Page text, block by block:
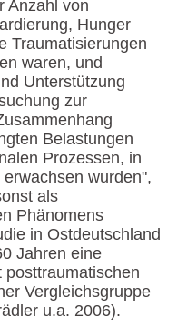
Anzahl von
Hunger
Traumatisierungen
waren, und
Unterstützung
zur
Belastungen
Prozessen, in
wurden",
als
Phänomens
in Ostdeutschland
Jahren eine
Vergleichsgruppe
u.a. 2006).